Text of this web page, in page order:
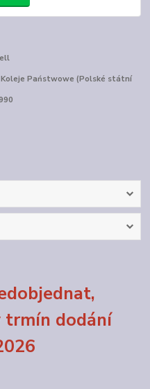
Koleje Państwowe (Polské státní
trmín dodání